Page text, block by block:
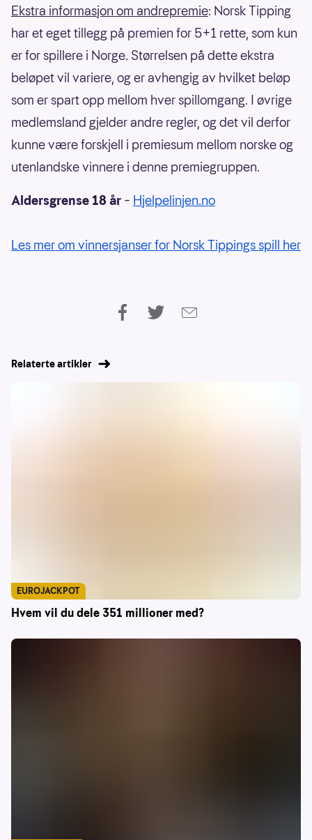
Ekstra informasjon om andrepremie: Norsk Tipping
har et eget tillegg på premien for 5+1 rette, som kun
er for spillere i Norge. Størrelsen på dette ekstra
beløpet vil variere, og er avhengig av hvilket beløp
som er spart opp mellom hver spillomgang. I øvrige
medlemsland gjelder andre regler, og det vil derfor
kunne være forskjell i premiesum mellom norske og
utenlandske vinnere i denne premiegruppen.
Aldersgrense 18 år – Hjelpelinjen.no
Les mer om vinnersjanser for Norsk Tippings spill her
Relaterte artikler
Hvem vil du dele 351 millioner med?
EUROJACKPOT